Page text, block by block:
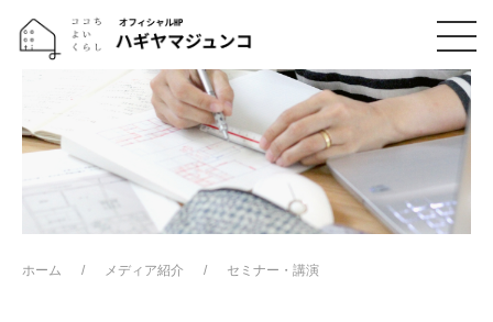
ホーム メディア紹介 セミナー・講演